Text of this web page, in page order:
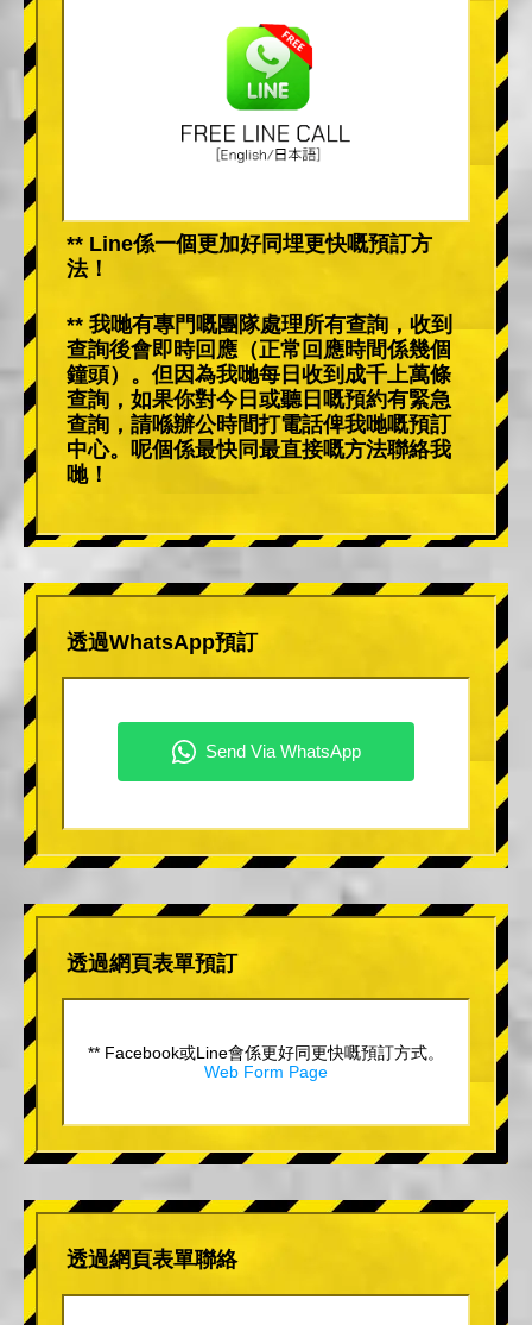
** Line係一個更加好同埋更快嘅預訂方
法！
** 我哋有專門嘅團隊處理所有查詢，收到
查詢後會即時回應（正常回應時間係幾個
鐘頭）。但因為我哋每日收到成千上萬條
查詢，如果你對今日或聽日嘅預約有緊急
查詢，請喺辦公時間打電話俾我哋嘅預訂
中心。呢個係最快同最直接嘅方法聯絡我
哋！
透過WhatsApp預訂
透過網頁表單預訂
** Facebook或Line會係更好同更快嘅預訂方式。
Web Form Page
透過網頁表單聯絡